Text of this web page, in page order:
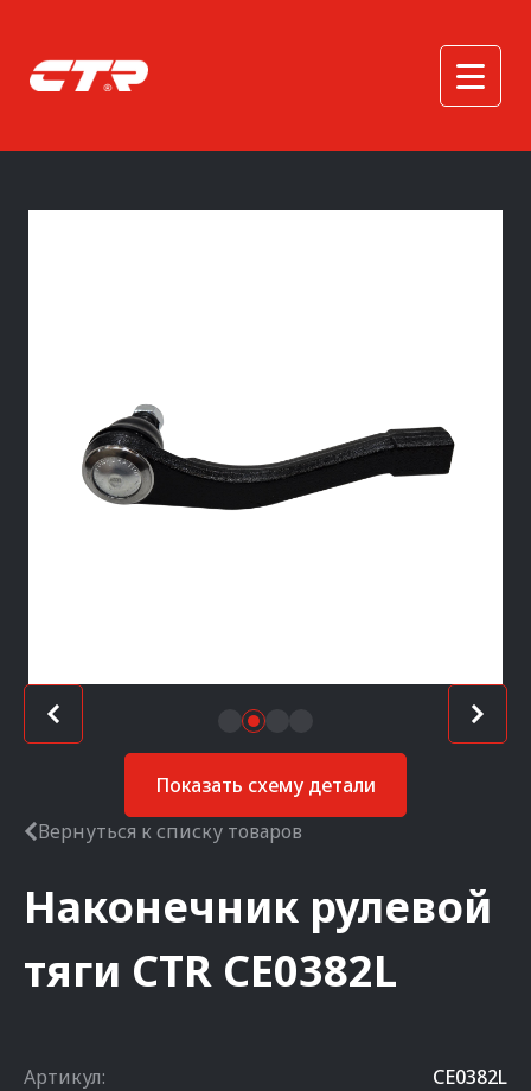
Показать схему детали
Вернуться к списку товаров
Наконечник рулевой
тяги CTR CE0382L
Артикул:
CE0382L